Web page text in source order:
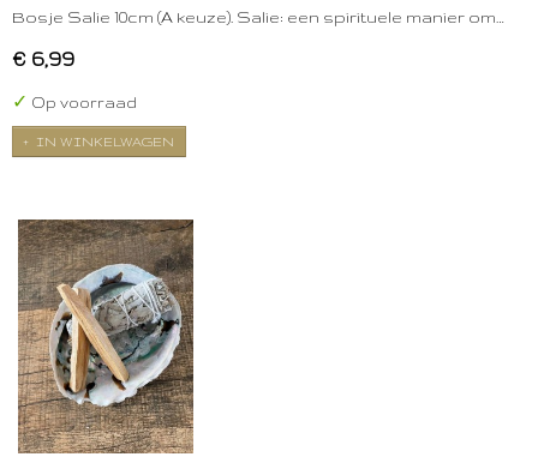
Bosje Salie 10cm (A keuze). Salie: een spirituele manier om…
€ 6,99
✓ Op voorraad
IN WINKELWAGEN